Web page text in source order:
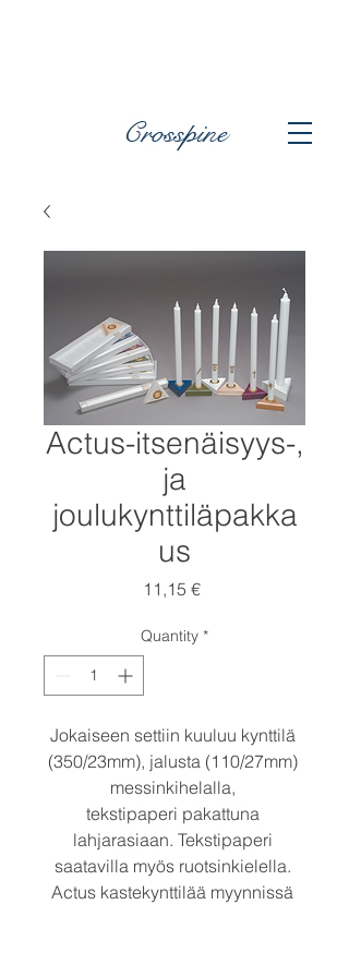
Crosspine
Actus-itsenäisyys-,
ja
joulukynttiläpakka
us
11,15 €Price
Quantity *
Jokaiseen settiin kuuluu kynttilä
(350/23mm), jalusta (110/27mm)
messinkihelalla,
tekstipaperi pakattuna
lahjarasiaan. Tekstipaperi
saatavilla myös ruotsinkielella.
Actus kastekynttilää myynnissä